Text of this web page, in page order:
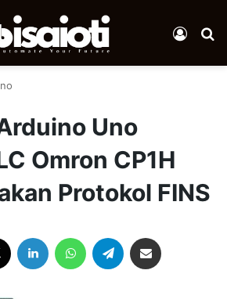
Log In
Uno
Omron CP1H
Protokol FINS
LinkedIn WhatsAppTelegram